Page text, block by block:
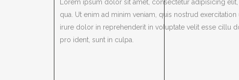
Lorem ipsum dolor sit amet, consectetur adipisicing
qua. Ut enim ad minim veniam, quis nostrud
irure dolor in reprehenderit in voluptate velit esse cillu
pro ident, sunt in culpa.